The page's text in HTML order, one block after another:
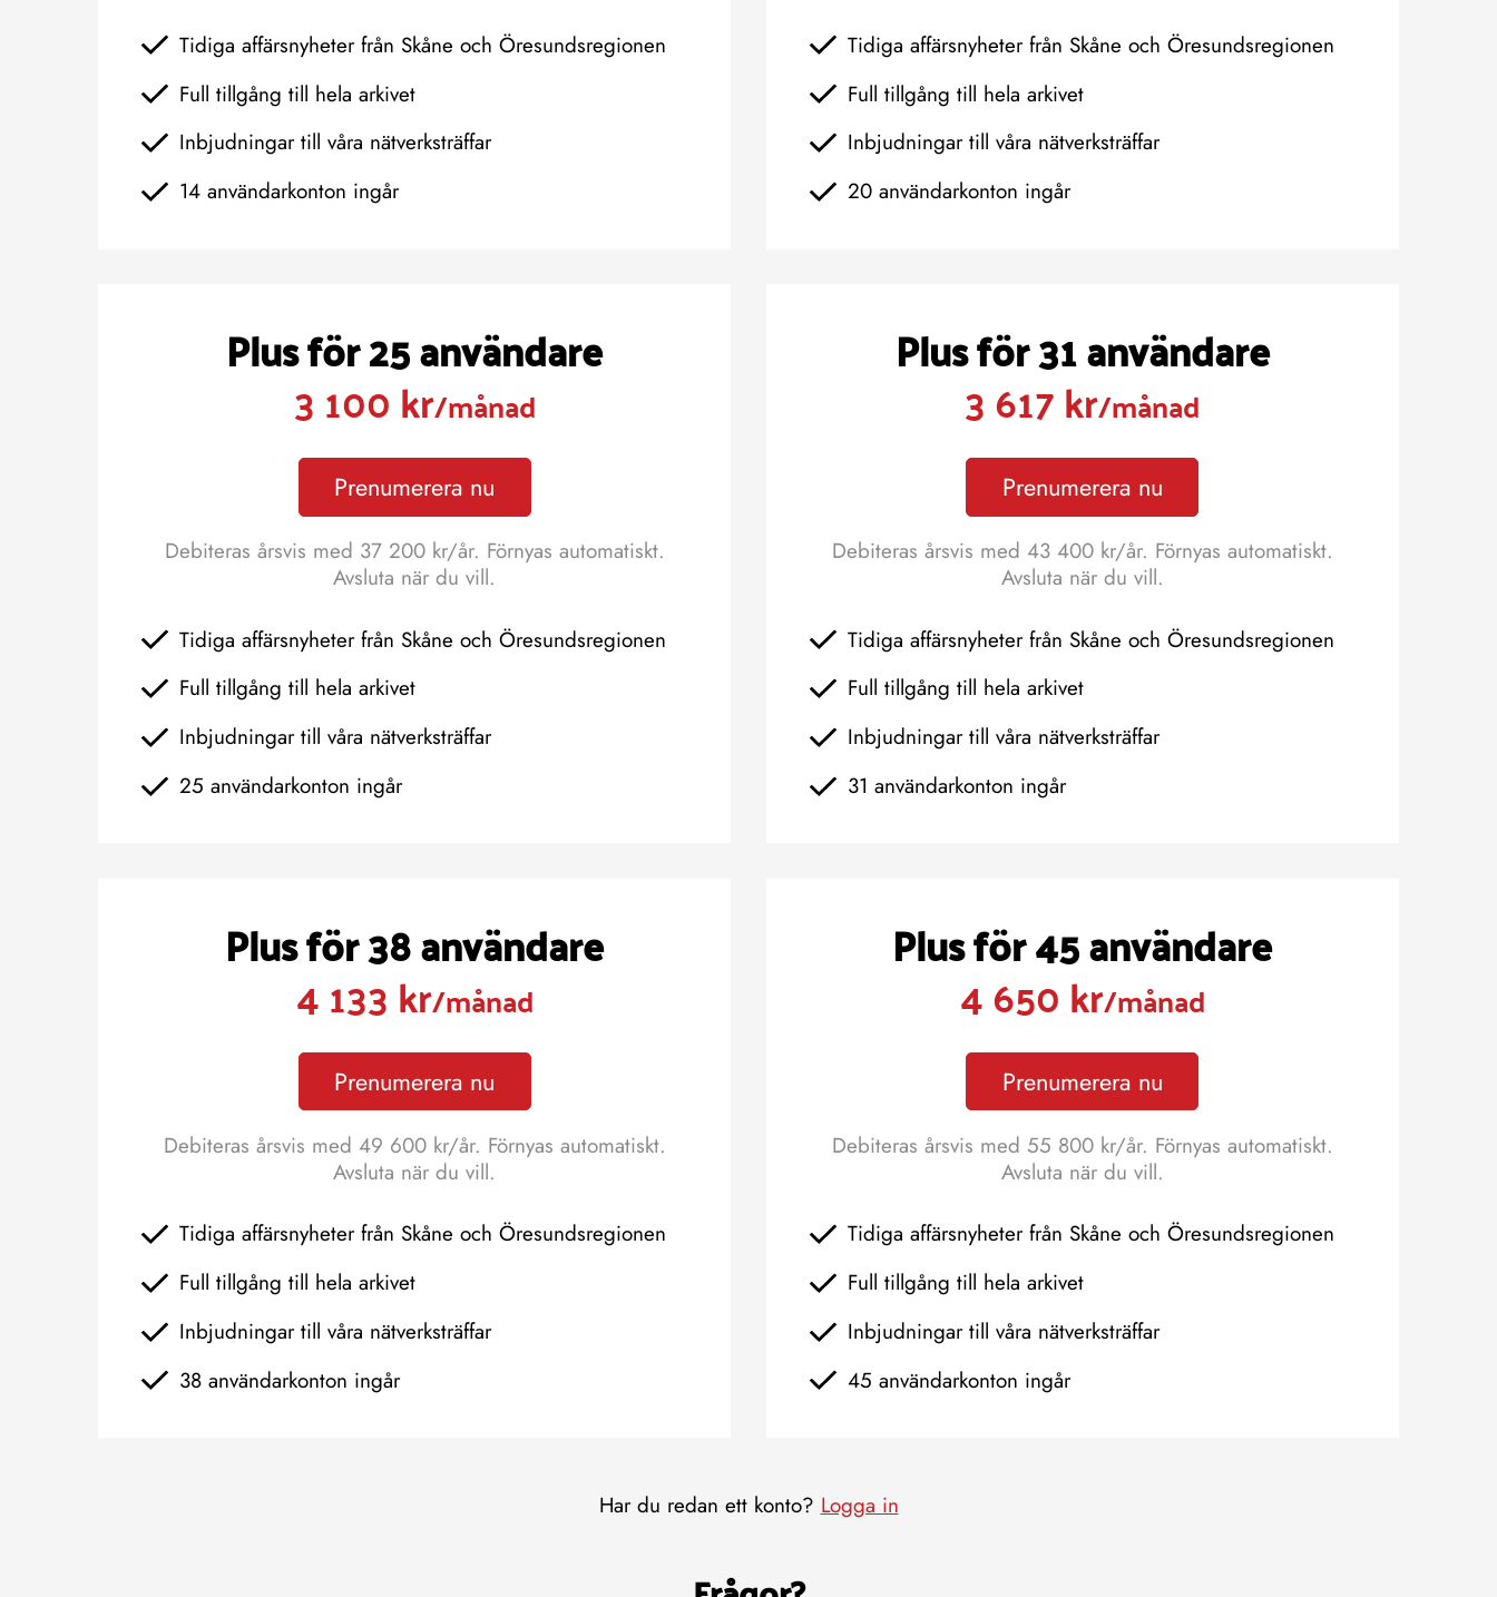
Tidiga affärsnyheter från Skåne och Öresundsregionen
Full tillgång till hela arkivet
Inbjudningar till våra nätverksträffar
14 användarkonton ingår
Tidiga affärsnyheter från Skåne och Öresundsregionen
Full tillgång till hela arkivet
Inbjudningar till våra nätverksträffar
20 användarkonton ingår
Plus för 25 användare
3 100 kr/månad
Prenumerera nu
Debiteras årsvis med 37 200 kr/år. Förnyas automatiskt.
Avsluta när du vill.
Tidiga affärsnyheter från Skåne och Öresundsregionen
Full tillgång till hela arkivet
Inbjudningar till våra nätverksträffar
25 användarkonton ingår
Plus för 31 användare
3 617 kr/månad
Prenumerera nu
Debiteras årsvis med 43 400 kr/år. Förnyas automatiskt.
Avsluta när du vill.
Tidiga affärsnyheter från Skåne och Öresundsregionen
Full tillgång till hela arkivet
Inbjudningar till våra nätverksträffar
31 användarkonton ingår
Plus för 38 användare
4 133 kr/månad
Prenumerera nu
Debiteras årsvis med 49 600 kr/år. Förnyas automatiskt.
Avsluta när du vill.
Tidiga affärsnyheter från Skåne och Öresundsregionen
Full tillgång till hela arkivet
Inbjudningar till våra nätverksträffar
38 användarkonton ingår
Plus för 45 användare
4 650 kr/månad
Prenumerera nu
Debiteras årsvis med 55 800 kr/år. Förnyas automatiskt.
Avsluta när du vill.
Tidiga affärsnyheter från Skåne och Öresundsregionen
Full tillgång till hela arkivet
Inbjudningar till våra nätverksträffar
45 användarkonton ingår
Har du redan ett konto? Logga in